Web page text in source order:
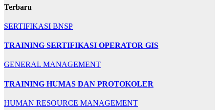
Terbaru
SERTIFIKASI BNSP
TRAINING SERTIFIKASI OPERATOR GIS
GENERAL MANAGEMENT
TRAINING HUMAS DAN PROTOKOLER
HUMAN RESOURCE MANAGEMENT